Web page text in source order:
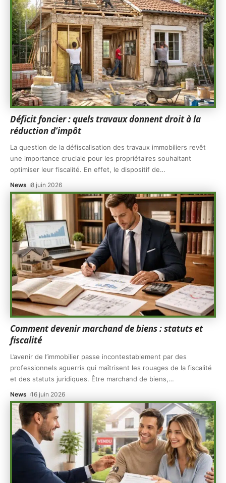
Déficit foncier : quels travaux donnent droit à la
réduction d’impôt
La question de la défiscalisation des travaux immobiliers revêt
une importance cruciale pour les propriétaires souhaitant
optimiser leur fiscalité. En effet, le dispositif de…
News 8 juin 2026
Comment devenir marchand de biens : statuts et
fiscalité
L’avenir de l’immobilier passe incontestablement par des
professionnels aguerris qui maîtrisent les rouages de la fiscalité
et des statuts juridiques. Être marchand de biens,…
News 16 juin 2026